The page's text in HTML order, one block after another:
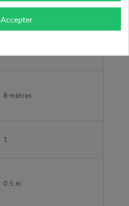
8 mètres
1
0.5 m
Accepter